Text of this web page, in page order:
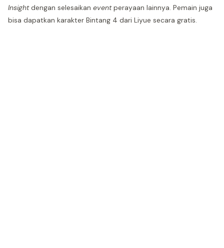
Insightdengan selesaikan eventperayaan lainnya. Pemain juga
bisa dapatkan karakter Bintang 4 dari Liyue secara gratis.